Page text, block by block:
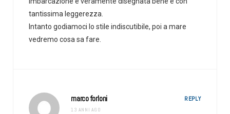
tantissima leggerezza.
Intanto godiamoci lo stile indiscutibile, poi a mare
vedremo cosa sa fare.
marco forloni
13 ANNI AGO
REPLY